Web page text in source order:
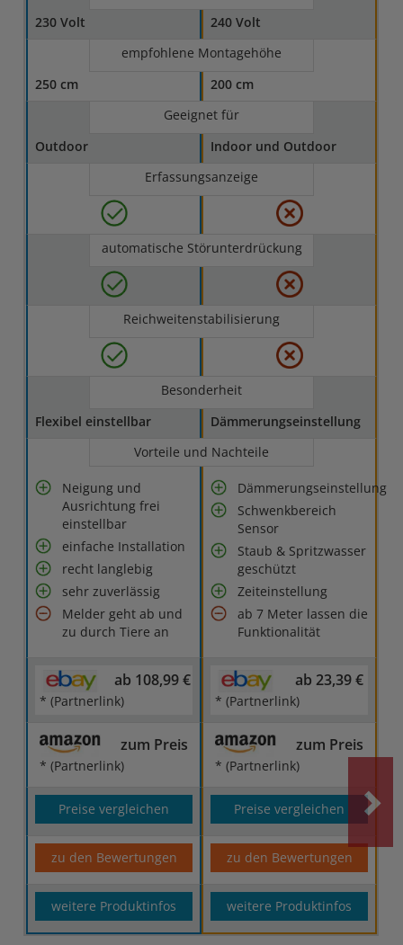
230 Volt
240 Volt
empfohlene Montagehöhe
250 cm
200 cm
Geeignet für
Outdoor
Indoor und Outdoor
Erfassungsanzeige
automatische Störunterdrückung
Reichweitenstabilisierung
Besonderheit
Flexibel einstellbar
Dämmerungseinstellung
Vorteile und Nachteile
Neigung und
Ausrichtung frei
einstellbar
einfache Installation
recht langlebig
sehr zuverlässig
Melder geht ab und
zu durch Tiere an
Dämmerungseinstellung
Schwenkbereich
Sensor
Staub & Spritzwasser
geschützt
Zeiteinstellung
ab 7 Meter lassen die
Funktionalität
ab 108,99 €
* (Partnerlink)
ab 23,39 €
* (Partnerlink)
zum Preis
* (Partnerlink)
zum Preis
* (Partnerlink)
Preise vergleichen Preise vergleichen
zu den Bewertungen zu den Bewertungen
weitere Produktinfos weitere Produktinfos